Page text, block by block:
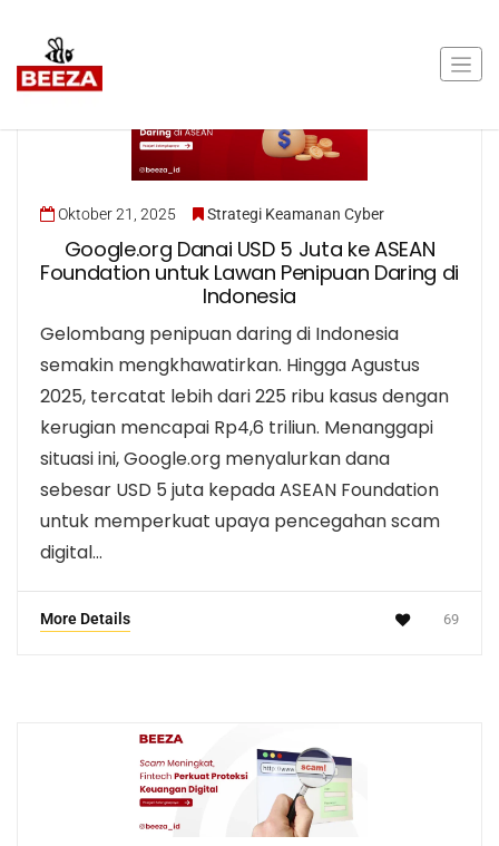
Oktober 21, 2025 Strategi Keamanan Cyber
Google.org Danai USD 5 Juta ke ASEAN
Foundation untuk Lawan Penipuan Daring di
Indonesia
Gelombang penipuan daring di Indonesia
semakin mengkhawatirkan. Hingga Agustus
2025, tercatat lebih dari 225 ribu kasus dengan
kerugian mencapai Rp4,6 triliun. Menanggapi
situasi ini, Google.org menyalurkan dana
sebesar USD 5 juta kepada ASEAN Foundation
untuk memperkuat upaya pencegahan scam
digital…
More Details 69